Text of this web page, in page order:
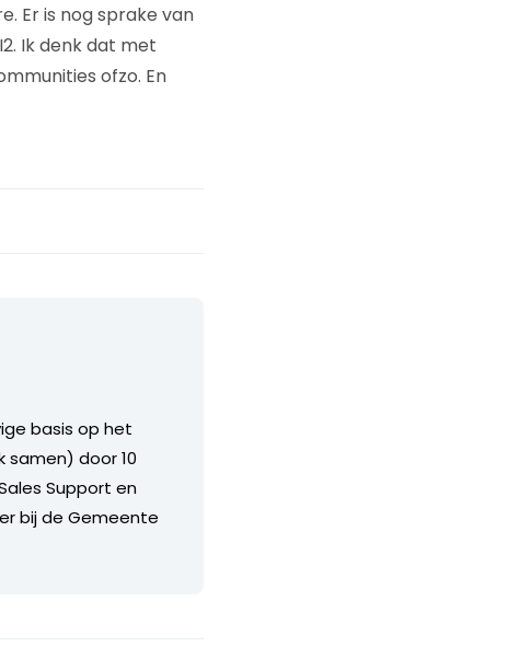
Er is nog sprake van
Ik denk dat met
ofzo. En
basis op het
samen) door 10
Support en
bij de Gemeente